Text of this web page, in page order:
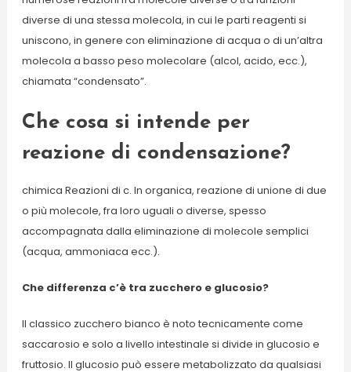
diverse di una stessa molecola, in cui le parti reagenti si
uniscono, in genere con eliminazione di acqua o di un’altra
molecola a basso peso molecolare (alcol, acido, ecc.),
chiamata “condensato”.
Che cosa si intende per
reazione di condensazione?
chimica Reazioni di c. In organica, reazione di unione di due
o più molecole, fra loro uguali o diverse, spesso
accompagnata dalla eliminazione di molecole semplici
(acqua, ammoniaca ecc.).
Che differenza c’è tra zucchero e glucosio?
Il classico zucchero bianco è noto tecnicamente come
saccarosio e solo a livello intestinale si divide in glucosio e
fruttosio. Il glucosio può essere metabolizzato da qualsiasi